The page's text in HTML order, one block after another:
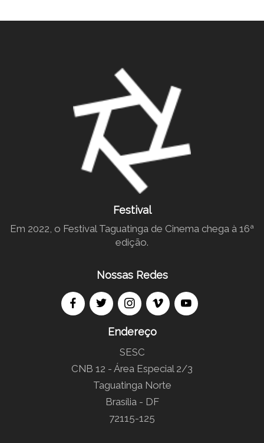
Festival
Em 2022, o Festival Taguatinga de Cinema chega à 16ª
edição.
Nossas Redes
Endereço
SESC
CNB 12 - Área Especial 2/3
Taguatinga Norte
Brasília - DF
72115-125